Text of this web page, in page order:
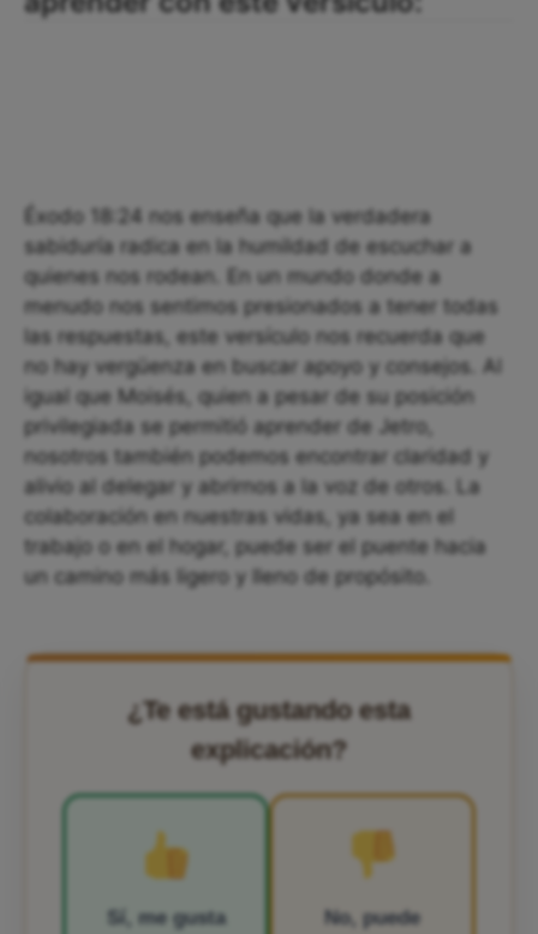
Éxodo 18:24 nos enseña que la verdadera
sabiduría radica en la humildad de escuchar a
quienes nos rodean. En un mundo donde a
menudo nos sentimos presionados a tener todas
las respuestas, este versículo nos recuerda que
no hay vergüenza en buscar apoyo y consejos. Al
igual que Moisés, quien a pesar de su posición
privilegiada se permitió aprender de Jetro,
nosotros también podemos encontrar claridad y
alivio al delegar y abrirnos a la voz de otros. La
colaboración en nuestras vidas, ya sea en el
trabajo o en el hogar, puede ser el puente hacia
un camino más ligero y lleno de propósito.
¿Te está gustando esta
explicación?
Sí, me gusta
No, puede